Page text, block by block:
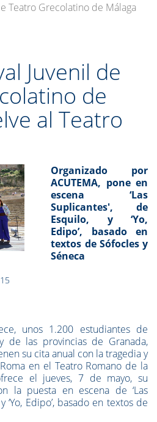
Teatro Grecolatino de Málaga
Juvenil de
de
al Teatro
Organizado por
ACUTEMA, pone en
escena ‘Las
Suplicantes', de
Esquilo, y ‘Yo,
Edipo’, basado en
textos de Sófocles y
Séneca
unos 1.200 estudiantes de
de las provincias de Granada,
su cita anual con la tragedia y
en el Teatro Romano de la
el jueves, 7 de mayo, su
la puesta en escena de ‘Las
‘Yo, Edipo’, basado en textos de